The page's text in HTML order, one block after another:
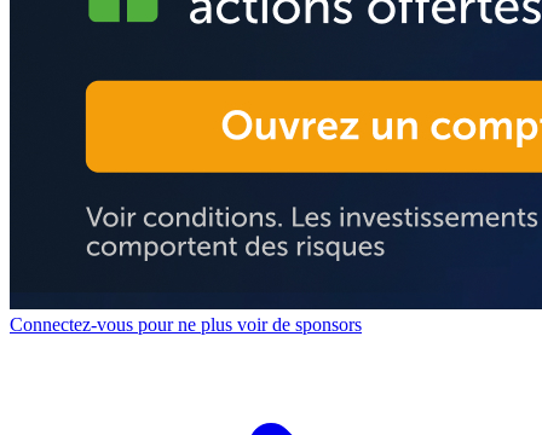
Connectez-vous pour ne plus voir de sponsors